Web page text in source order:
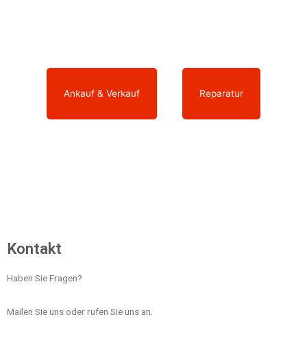
Ankauf & Verkauf Reparatur
Kontakt
Haben Sie Fragen?
Mailen Sie uns oder rufen Sie uns an.